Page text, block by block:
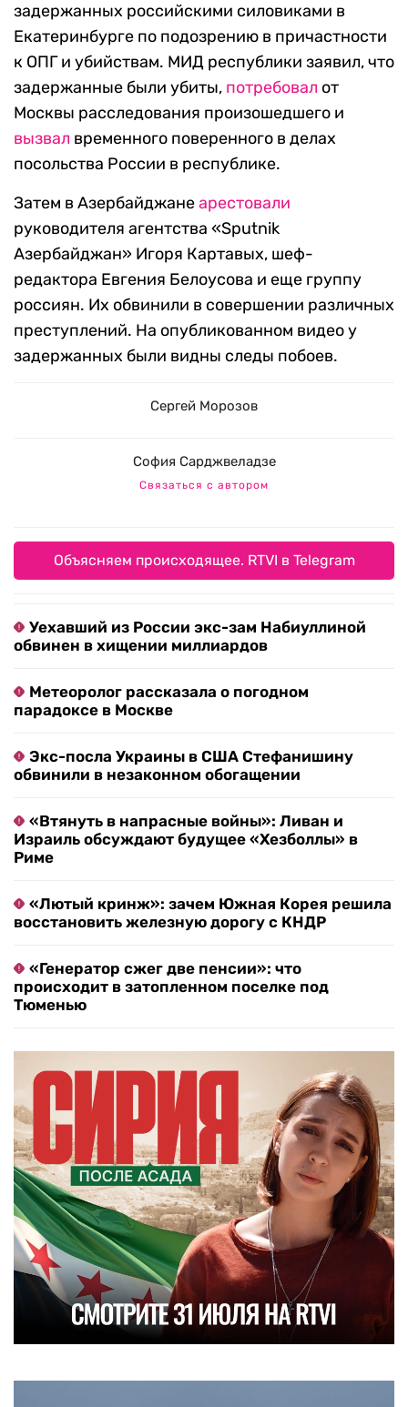
задержанных российскими силовиками в
Екатеринбурге по подозрению в причастности
к ОПГ и убийствам. МИД республики заявил, что
задержанные были убиты, потребовал от
Москвы расследования произошедшего и
вызвал временного поверенного в делах
посольства России в республике.
Затем в Азербайджанеарестовали
руководителя агентства «Sputnik
Азербайджан» Игоря Картавых, шеф-
редактора Евгения Белоусова и еще группу
россиян. Их обвинили в совершении различных
преступлений. На опубликованном видео у
задержанных были видны следы побоев.
Сергей Морозов
София Сарджвеладзе
Связаться с автором
Объясняем происходящее. RTVI в Telegram
Уехавший из России экс-зам Набиуллиной
обвинен в хищении миллиардов
Метеоролог рассказала о погодном
парадоксе в Москве
Экс-посла Украины в США Стефанишину
обвинили в незаконном обогащении
«Втянуть в напрасные войны»: Ливан и
Израиль обсуждают будущее «Хезболлы» в
Риме
«Лютый кринж»: зачем Южная Корея решила
восстановить железную дорогу с КНДР
«Генератор сжег две пенсии»: что
происходит в затопленном поселке под
Тюменью